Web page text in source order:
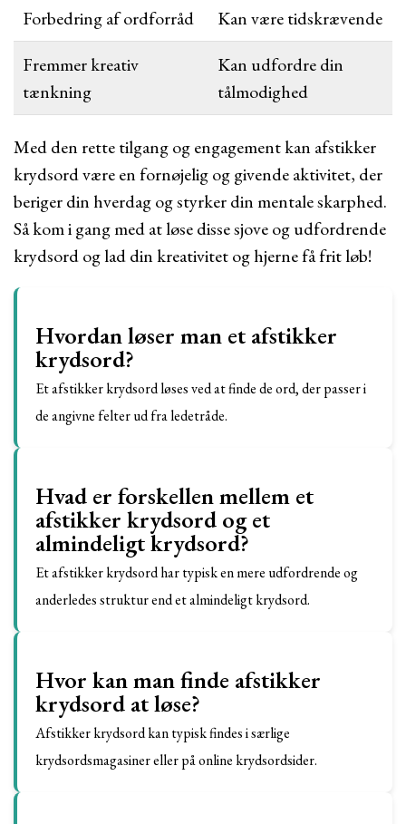
Forbedring af ordforråd
Kan være tidskrævende
Fremmer kreativ
tænkning
Kan udfordre din
tålmodighed
Med den rette tilgang og engagement kan afstikker
krydsord være en fornøjelig og givende aktivitet, der
beriger din hverdag og styrker din mentale skarphed.
Så kom i gang med at løse disse sjove og udfordrende
krydsord og lad din kreativitet og hjerne få frit løb!
Hvordan løser man et afstikker
krydsord?
Et afstikker krydsord løses ved at finde de ord, der passer i
de angivne felter ud fra ledetråde.
Hvad er forskellen mellem et
afstikker krydsord og et
almindeligt krydsord?
Et afstikker krydsord har typisk en mere udfordrende og
anderledes struktur end et almindeligt krydsord.
Hvor kan man finde afstikker
krydsord at løse?
Afstikker krydsord kan typisk findes i særlige
krydsordsmagasiner eller på online krydsordsider.